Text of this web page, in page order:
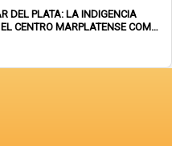
DEL PLATA: LA INDIGENCIA
CENTRO MARPLATENSE COMO